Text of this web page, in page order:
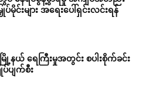
ပ်မိုင်းများ အရေးပေါ်ရှင်းလင်းရန်
ြို့နယ် ရေကြီးမှုအတွင်း စပါးစိုက်ခင်း
ပ်ပျက်စီး